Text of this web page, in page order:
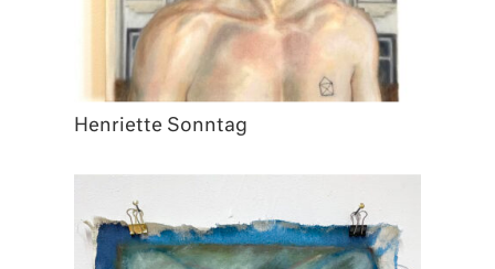
Henriette Sonntag